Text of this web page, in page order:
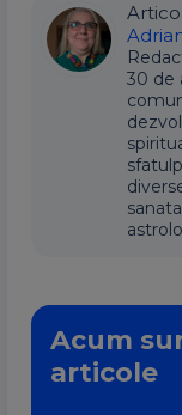
30 de
Acum
articole